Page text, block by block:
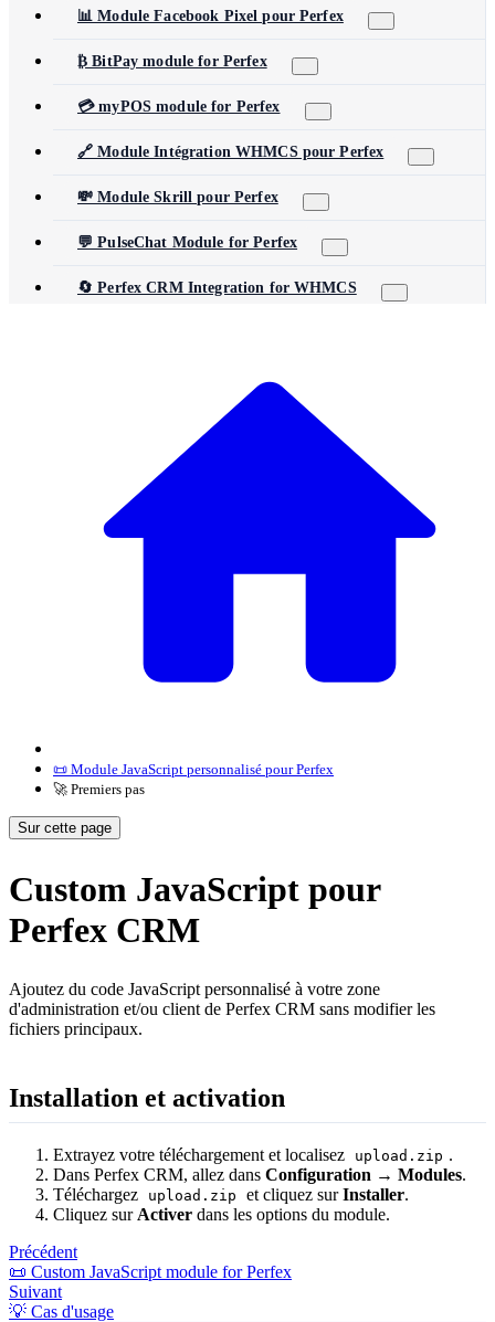
📊 Module Facebook Pixel pour Perfex
₿ BitPay module for Perfex
💳 myPOS module for Perfex
🔗 Module Intégration WHMCS pour Perfex
💸 Module Skrill pour Perfex
💬 PulseChat Module for Perfex
🔄 Perfex CRM Integration for WHMCS
📜 Module JavaScript personnalisé pour Perfex
🚀 Premiers pas
Sur cette page
Custom JavaScript pour
Perfex CRM
Ajoutez du code JavaScript personnalisé à votre zone
d'administration et/ou client de Perfex CRM sans modifier les
fichiers principaux.
Installation et activation
Extrayez votre téléchargement et localisez upload.zip .
Dans Perfex CRM, allez dans Configuration → Modules.
Téléchargez
upload.zip et cliquez surInstaller.
Cliquez sur Activer dans les options du module.
Précédent
📜 Custom JavaScript module for Perfex
Suivant
💡 Cas d'usage